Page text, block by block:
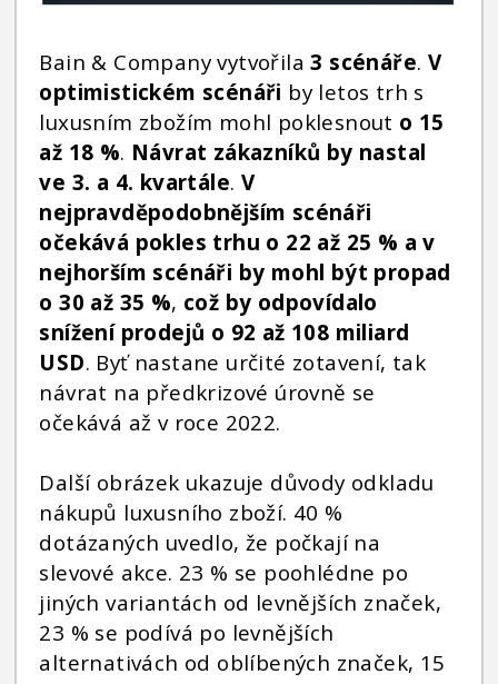
Bain & Company vytvořila3 scénáře. V
optimistickém scénáři by letos trh s
luxusním zbožím mohl poklesnout o 15
až 18 %. Návrat zákazníků by nastal
ve 3. a 4. kvartále. V
nejpravděpodobnějším scénáři
očekává pokles trhu o 22 až 25 % a v
nejhorším scénáři by mohl být propad
o 30 až 35 %, což by odpovídalo
snížení prodejů o 92 až 108 miliard
USD. Byť nastane určité zotavení, tak
návrat na předkrizové úrovně se
očekává až v roce 2022.
Další obrázek ukazuje důvody odkladu
nákupů luxusního zboží. 40 %
dotázaných uvedlo, že počkají na
slevové akce. 23 % se poohlédne po
jiných variantách od levnějších značek,
23 % se podívá po levnějších
alternativách od oblíbených značek, 15